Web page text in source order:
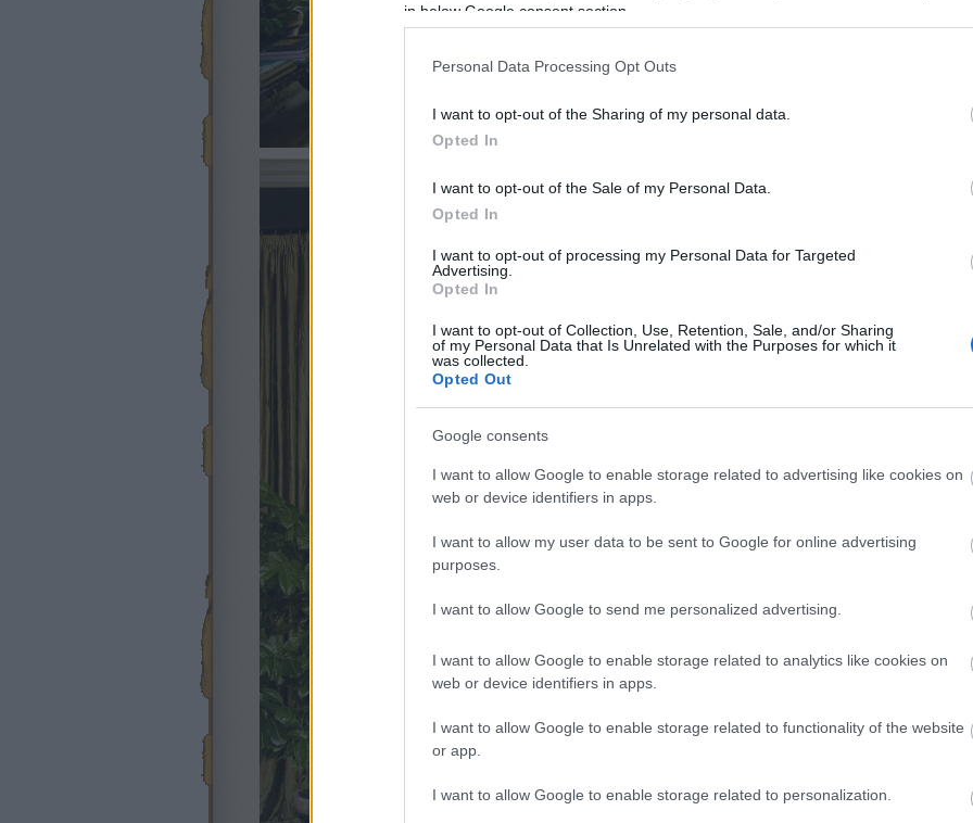
in below Google consent section.
Personal Data Processing Opt Outs
I want to opt-out of the Sharing of my personal data.
Opted In
I want to opt-out of the Sale of my Personal Data.
Opted In
I want to opt-out of processing my Personal Data for Targeted
Advertising.
Opted In
I want to opt-out of Collection, Use, Retention, Sale, and/or Sharing
of my Personal Data that Is Unrelated with the Purposes for which it
was collected.
Opted Out
Google consents
I want to allow Google to enable storage related to advertising like cookies on
web or device identifiers in apps.
I want to allow my user data to be sent to Google for online advertising
purposes.
I want to allow Google to send me personalized advertising.
I want to allow Google to enable storage related to analytics like cookies on
web or device identifiers in apps.
I want to allow Google to enable storage related to functionality of the website
or app.
I want to allow Google to enable storage related to personalization.